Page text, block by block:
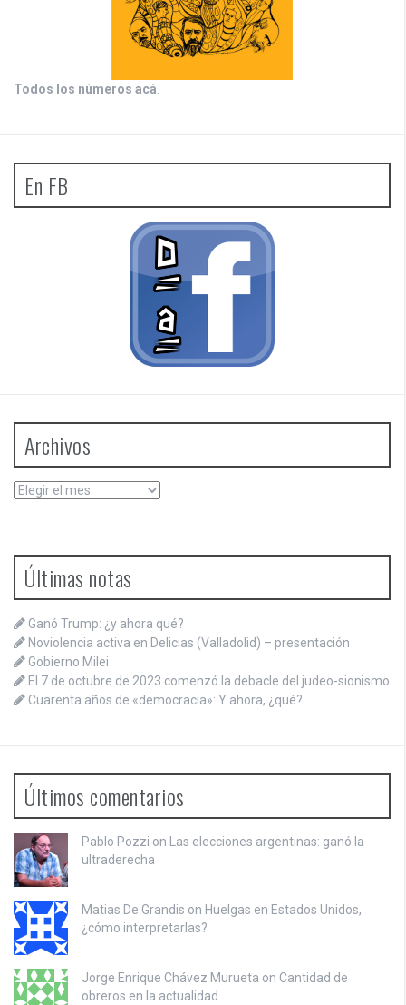
Todos los números acá.
En FB
Archivos
Archivos
Últimas notas
Ganó Trump: ¿y ahora qué?
Noviolencia activa en Delicias (Valladolid) – presentación
Gobierno Milei
El 7 de octubre de 2023 comenzó la debacle del judeo-sionismo
Cuarenta años de «democracia»: Y ahora, ¿qué?
Últimos comentarios
Pablo Pozzi on Las elecciones argentinas: ganó la
ultraderecha
Matias De Grandis on Huelgas en Estados Unidos,
¿cómo interpretarlas?
Jorge Enrique Chávez Murueta on Cantidad de
obreros en la actualidad